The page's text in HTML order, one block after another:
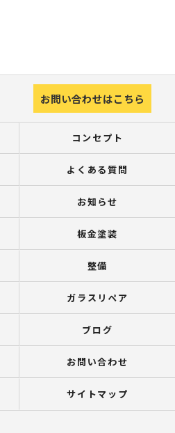
お問い合わせはこちら
コンセプト
よくある質問
お知らせ
板金塗装
整備
ガラスリペア
ブログ
お問い合わせ
サイトマップ